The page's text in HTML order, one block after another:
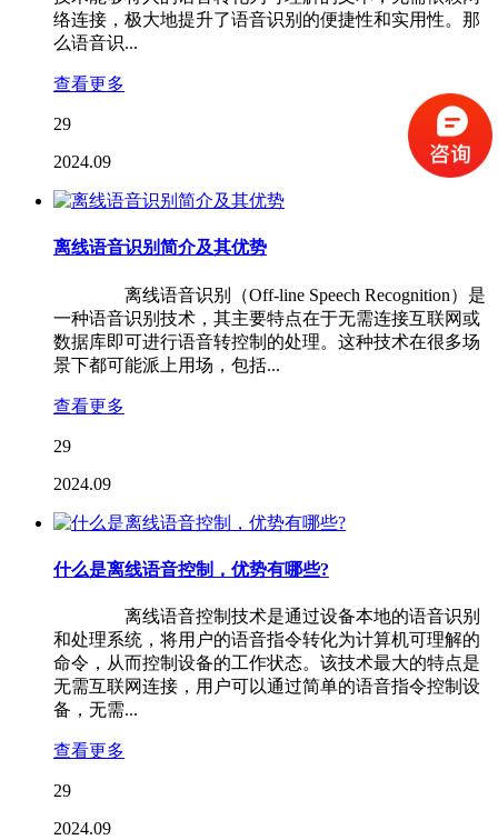
络连接，极大地提升了语音识别的便捷性和实用性。那
么语音识...
查看更多
29
2024.09
离线语音识别简介及其优势
离线语音识别（Off-line Speech Recognition）是
一种语音识别技术，其主要特点在于无需连接互联网或
数据库即可进行语音转控制的处理。这种技术在很多场
景下都可能派上用场，包括...
查看更多
29
2024.09
什么是离线语音控制，优势有哪些?
离线语音控制技术是通过设备本地的语音识别
和处理系统，将用户的语音指令转化为计算机可理解的
命令，从而控制设备的工作状态。该技术最大的特点是
无需互联网连接，用户可以通过简单的语音指令控制设
备，无需...
查看更多
29
2024.09